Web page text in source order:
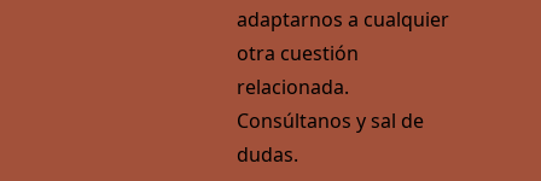
adaptarnos a cualquier
otra cuestión
relacionada.
Consúltanos y sal de
dudas.